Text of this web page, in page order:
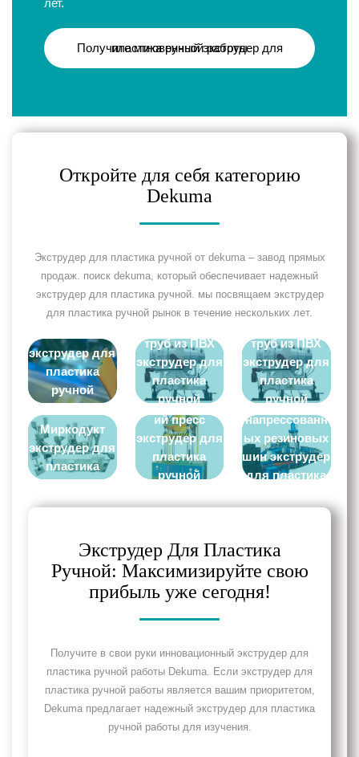
лет.
Получите мгновенный экструдер для пластика ручной работы
Откройте для себя категорию
Dekuma
Экструдер для пластика ручной от dekuma – завод прямых
продаж. поиск dekuma, который обеспечивает надежный
экструдер для пластика ручной. мы посвящаем экструдер
для пластика ручной рынок в течение нескольких лет.
экструдер для
пластика
ручной
труб из ПВХ
экструдер для
пластика
ручной
работы
труб из ПВХ
экструдер для
пластика
ручной
работы
Экструзионная
Миркодукт
экструдер для
пластика
работы
Гидравлическ
ий пресс
экструдер для
пластика
ручной
Линия по
производству
напрессованн
ых резиновых
шин экструдер
для пластика
работы
Экструдер Для Пластика
Ручной: Максимизируйте свою
прибыль уже сегодня!
Получите в свои руки инновационный экструдер для
пластика ручной работы Dekuma. Если экструдер для
пластика ручной работы является вашим приоритетом,
Dekuma предлагает надежный экструдер для пластика
ручной работы для изучения.